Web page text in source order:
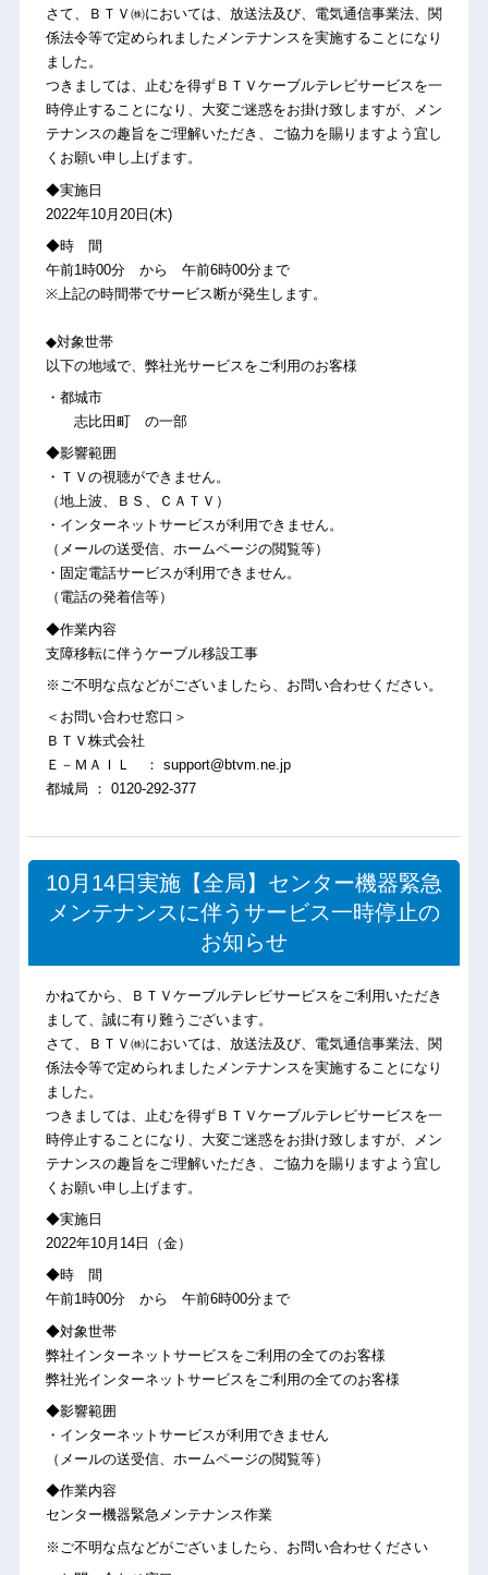
さて、ＢＴＶ㈱においては、放送法及び、電気通信事業法、関
係法令等で定められましたメンテナンスを実施することになり
ました。
つきましては、止むを得ずＢＴＶケーブルテレビサービスを一
時停止することになり、大変ご迷惑をお掛け致しますが、メン
テナンスの趣旨をご理解いただき、ご協力を賜りますよう宜し
くお願い申し上げます。
◆実施日
2022年10月20日(木)
◆時 間
午前1時00分 から 午前6時00分まで
※上記の時間帯でサービス断が発生します。
◆対象世帯
以下の地域で、弊社光サービスをご利用のお客様
・都城市
志比田町 の一部
◆影響範囲
・ＴＶの視聴ができません。
（地上波、ＢＳ、ＣＡＴＶ）
・インターネットサービスが利用できません。
（メールの送受信、ホームページの閲覧等）
・固定電話サービスが利用できません。
（電話の発着信等）
◆作業内容
支障移転に伴うケーブル移設工事
※ご不明な点などがございましたら、お問い合わせください。
＜お問い合わせ窓口＞
ＢＴＶ株式会社
Ｅ－ＭＡＩＬ ： support@btvm.ne.jp
都城局 ： 0120-292-377
10月14日実施【全局】センター機器緊急
メンテナンスに伴うサービス一時停止の
お知らせ
かねてから、ＢＴＶケーブルテレビサービスをご利用いただき
まして、誠に有り難うございます。
さて、ＢＴＶ㈱においては、放送法及び、電気通信事業法、関
係法令等で定められましたメンテナンスを実施することになり
ました。
つきましては、止むを得ずＢＴＶケーブルテレビサービスを一
時停止することになり、大変ご迷惑をお掛け致しますが、メン
テナンスの趣旨をご理解いただき、ご協力を賜りますよう宜し
くお願い申し上げます。
◆実施日
2022年10月14日（金）
◆時 間
午前1時00分 から 午前6時00分まで
◆対象世帯
弊社インターネットサービスをご利用の全てのお客様
弊社光インターネットサービスをご利用の全てのお客様
◆影響範囲
・インターネットサービスが利用できません
（メールの送受信、ホームページの閲覧等）
◆作業内容
センター機器緊急メンテナンス作業
※ご不明な点などがございましたら、お問い合わせください